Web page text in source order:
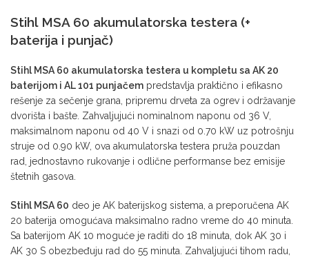
Stihl MSA 60 akumulatorska testera (+
baterija i punjač)
Stihl MSA 60 akumulatorska testera u kompletu sa AK 20
baterijom i AL 101 punjačem predstavlja praktično i efikasno
rešenje za sečenje grana, pripremu drveta za ogrev i održavanje
dvorišta i bašte. Zahvaljujući nominalnom naponu od 36 V,
maksimalnom naponu od 40 V i snazi od 0.70 kW uz potrošnju
struje od 0.90 kW, ova akumulatorska testera pruža pouzdan
rad, jednostavno rukovanje i odlične performanse bez emisije
štetnih gasova.
Stihl MSA 60 deo je AK baterijskog sistema, a preporučena AK
20 baterija omogućava maksimalno radno vreme do 40 minuta.
Sa baterijom AK 10 moguće je raditi do 18 minuta, dok AK 30 i
AK 30 S obezbeđuju rad do 55 minuta. Zahvaljujući tihom radu,